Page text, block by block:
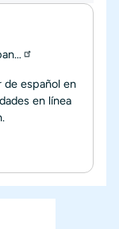
de español en
en línea